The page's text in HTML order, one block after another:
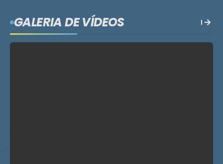
GALERIA DE VÍDEOS